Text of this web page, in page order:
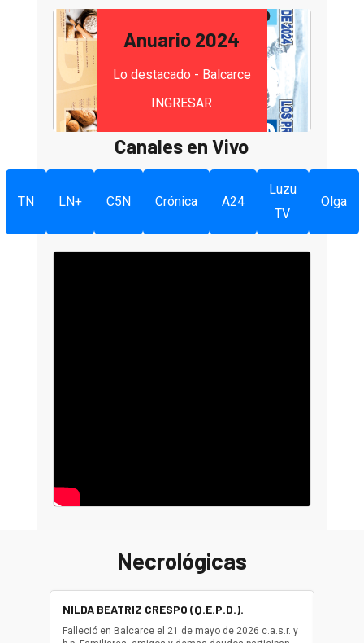
Anuario 2024
Lo destacado - Balcarce
INGRESAR
Canales en Vivo
TN LN+ C5N Crónica A24
Luzu
TV
Olga
Necrológicas
NILDA BEATRIZ CRESPO (Q.E.P.D.).
Falleció en Balcarce el 21 de mayo de 2026 c.a.s.r. y